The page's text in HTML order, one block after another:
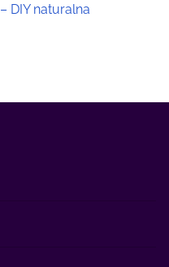
DIY naturalna